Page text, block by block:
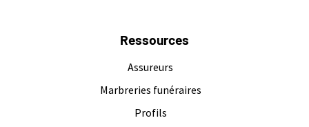
Ressources
Assureurs
Marbreries funéraires
Profils